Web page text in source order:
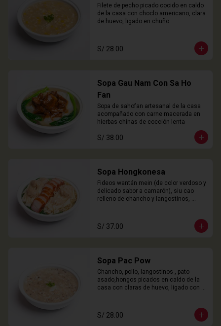
Filete de pecho picado cocido en caldo
de la casa con choclo americano, clara
de huevo, ligado en chuño
S/ 28.00
Sopa Gau Nam Con Sa Ho
Fan
Sopa de sahofan artesanal de la casa
acompañado con carne macerada en
hierbas chinas de cocción lenta
S/ 38.00
Sopa Hongkonesa
Fideos wantán mein (de color verdoso y
delicado sabor a camarón), siu cao
relleno de chancho y langostinos,
casa.
S/ 37.00
Sopa Pac Pow
Chancho, pollo, langostinos , pato
asado,hongos picados en caldo de la
casa con claras de huevo, ligado con
S/ 28.00